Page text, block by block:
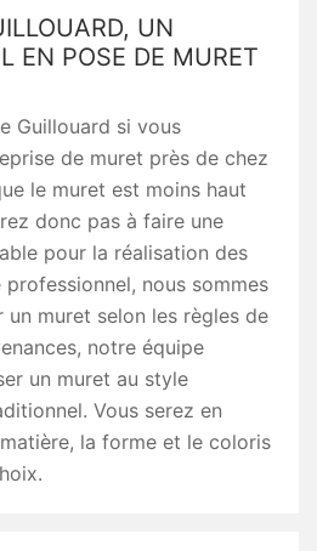
UN
EN POSE DE MURET
Guillouard si vous
de muret près de chez
le muret est moins haut
donc pas à faire une
pour la réalisation des
nous sommes
un muret selon les règles de
notre équipe
un muret au style
Vous serez en
la forme et le coloris